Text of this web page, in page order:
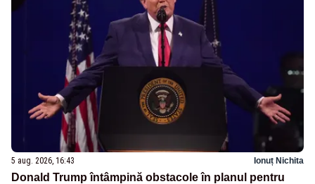
5 aug. 2026, 16:43 Ionuț Nichita
Donald Trump întâmpină obstacole în planul pentru